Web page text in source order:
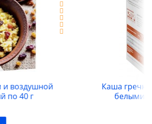
Купеческая с телятиной и
грибами, 10 порций по 35 г